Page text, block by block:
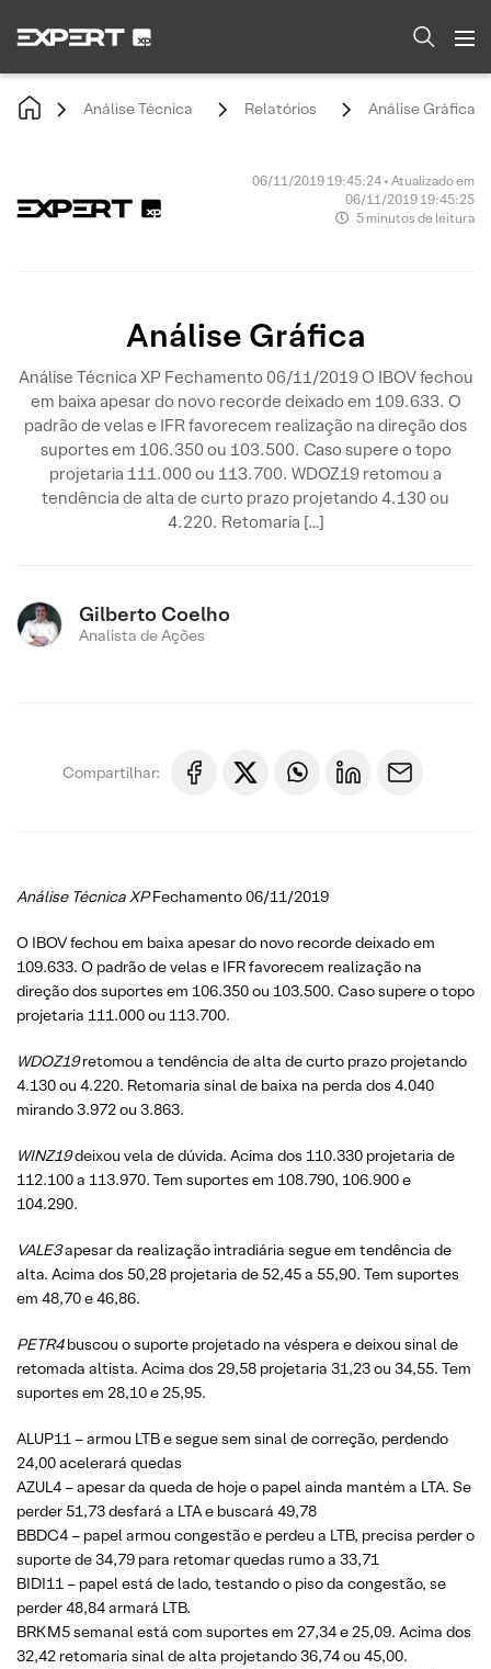
Análise Técnica Relatórios Análise Gráfica
06/11/2019 19:45:24 • Atualizado em
06/11/2019 19:45:25
5 minutos de leitura
Análise Gráfica
Análise Técnica XP Fechamento 06/11/2019 O IBOV fechou
em baixa apesar do novo recorde deixado em 109.633. O
padrão de velas e IFR favorecem realização na direção dos
suportes em 106.350 ou 103.500. Caso supere o topo
projetaria 111.000 ou 113.700. WDOZ19 retomou a
tendência de alta de curto prazo projetando 4.130 ou
4.220. Retomaria […]
Gilberto Coelho
Analista de Ações
Compartilhar:
Análise Técnica XPFechamento 06/11/2019
O IBOV fechou em baixa apesar do novo recorde deixado em
109.633. O padrão de velas e IFR favorecem realização na
direção dos suportes em 106.350 ou 103.500. Caso supere o topo
projetaria 111.000 ou 113.700.
WDOZ19retomou a tendência de alta de curto prazo projetando
4.130 ou 4.220. Retomaria sinal de baixa na perda dos 4.040
mirando 3.972 ou 3.863.
WINZ19deixou vela de dúvida. Acima dos 110.330 projetaria de
112.100 a 113.970. Tem suportes em 108.790, 106.900 e
104.290.
VALE3apesar da realização intradiária segue em tendência de
alta. Acima dos 50,28 projetaria de 52,45 a 55,90. Tem suportes
em 48,70 e 46,86.
PETR4buscou o suporte projetado na véspera e deixou sinal de
retomada altista. Acima dos 29,58 projetaria 31,23 ou 34,55. Tem
suportes em 28,10 e 25,95.
ALUP11 – armou LTB e segue sem sinal de correção, perdendo
24,00 acelerará quedas
AZUL4 – apesar da queda de hoje o papel ainda mantém a LTA. Se
perder 51,73 desfará a LTA e buscará 49,78
BBDC4 – papel armou congestão e perdeu a LTB, precisa perder o
suporte de 34,79 para retomar quedas rumo a 33,71
BIDI11 – papel está de lado, testando o piso da congestão, se
perder 48,84 armará LTB.
BRKM5 semanal está com suportes em 27,34 e 25,09. Acima dos
32,42 retomaria sinal de alta projetando 36,74 ou 45,00.